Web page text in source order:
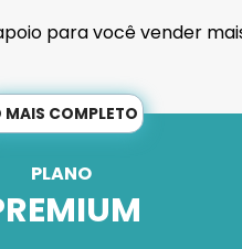
para você vender
MAIS COMPLETO
PLANO